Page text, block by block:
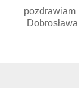
pozdrawiam
Dobrosława